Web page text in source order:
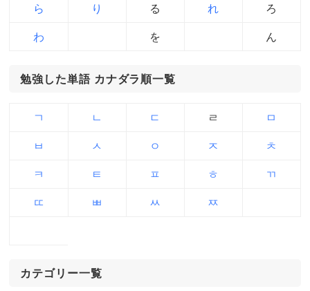
ら り る れ ろ
わ を ん
勉強した単語 カナダラ順一覧
ㄱ ㄴ ㄷ ㄹ ㅁ
ㅂ ㅅ ㅇ ㅈ ㅊ
ㅋ ㅌ ㅍ ㅎ ㄲ
ㄸ ㅃ ㅆ ㅉ
カテゴリー一覧